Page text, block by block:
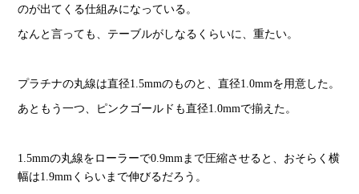
のが出てくる仕組みになっている。
なんと言っても、テーブルがしなるくらいに、重たい。
プラチナの丸線は直径1.5mmのものと、直径1.0mmを用意した。
あともう一つ、ピンクゴールドも直径1.0mmで揃えた。
1.5mmの丸線をローラーで0.9mmまで圧縮させると、おそらく横
幅は1.9mmくらいまで伸びるだろう。